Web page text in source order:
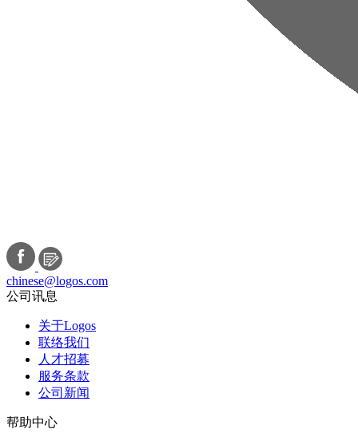
chinese@logos.com
公司讯息
关于Logos
联络我们
人才招募
服务条款
公司新闻
帮助中心